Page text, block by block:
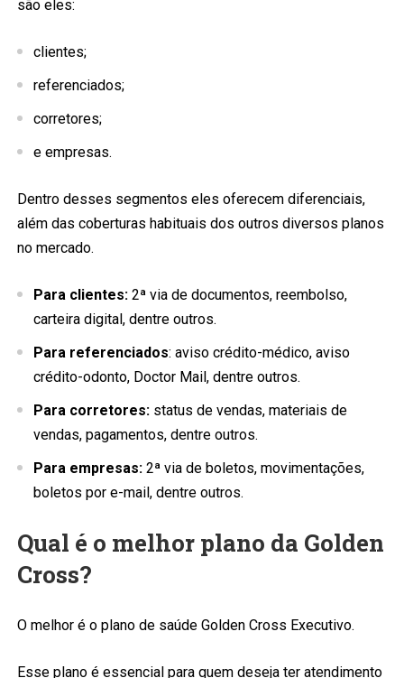
são eles:
clientes;
referenciados;
corretores;
e empresas.
Dentro desses segmentos eles oferecem diferenciais,
além das coberturas habituais dos outros diversos planos
no mercado.
Para clientes: 2ª via de documentos, reembolso,
carteira digital, dentre outros.
Para referenciados: aviso crédito-médico, aviso
crédito-odonto, Doctor Mail, dentre outros.
Para corretores: status de vendas, materiais de
vendas, pagamentos, dentre outros.
Para empresas: 2ª via de boletos, movimentações,
boletos por e-mail, dentre outros.
Qual é o melhor plano da Golden
Cross?
O melhor é o plano de saúde Golden Cross Executivo.
Esse plano é essencial para quem deseja ter atendimento